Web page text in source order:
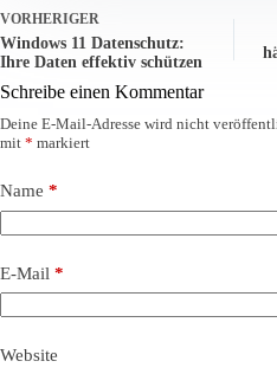
VORHERIGER
Windows 11 Datenschutz:
Ihre Daten effektiv schützen
Schreibe einen Kommentar
Deine E-Mail-Adresse wird nicht
mit * markiert
Name *
E-Mail *
Website